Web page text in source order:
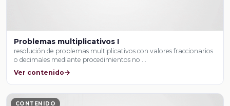
Problemas multiplicativos I
resolución de problemas multiplicativos con valores fraccionarios
o decimales mediante procedimientos no …
Ver contenido
CONTENIDO